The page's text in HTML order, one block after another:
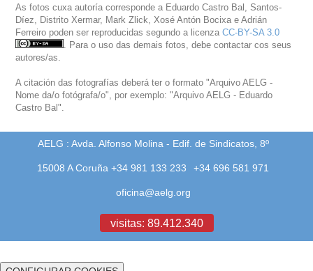
As fotos cuxa autoría corresponde a Eduardo Castro Bal, Santos-
Díez, Distrito Xermar, Mark Zlick, Xosé Antón Bocixa e Adrián
Ferreiro poden ser reproducidas segundo a licenzaCC-BY-SA 3.0
. Para o uso das demais fotos, debe contactar cos seus
autores/as.
A citación das fotografías deberá ter o formato "Arquivo AELG -
Nome da/o fotógrafa/o", por exemplo: "Arquivo AELG - Eduardo
Castro Bal".
AELG : Avda. Alfonso Molina - Edif. de Sindicatos, 8º
15008 A Coruña +34 981 133 233 +34 696 581 971
oficina@aelg.org
visitas: 89.412.340